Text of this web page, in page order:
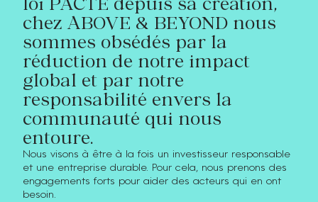
loi PACTE depuis sa création,
chez ABOVE & BEYOND nous
sommes obsédés par la
réduction de notre impact
global et par notre
responsabilité envers la
communauté qui nous
entoure.
Nous visons à être à la fois un investisseur responsable
et une entreprise durable. Pour cela, nous prenons des
engagements forts pour aider des acteurs qui en ont
besoin.